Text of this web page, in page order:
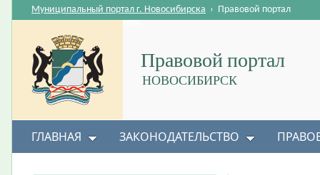
Правовой портал
НОВОСИБИРСК
Муниципальный портал г. Новосибирска › Правовой портал
ГЛАВНАЯ ЗАКОНОДАТЕЛЬСТВО